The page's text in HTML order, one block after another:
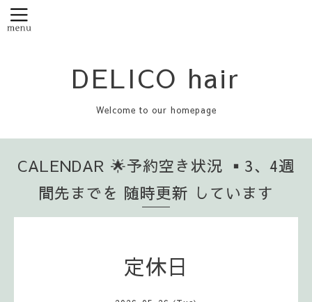
DELICO hair
Welcome to our homepage
CALENDAR 🌟予約空き状況 ▪️3、4週
間先までを 随時更新 しています
定休日